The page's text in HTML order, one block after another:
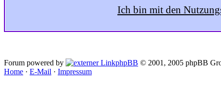
Ich bin mit den
Forum powered by phpBB © 2001, 2005 phpBB
Home · E-Mail · Impressum